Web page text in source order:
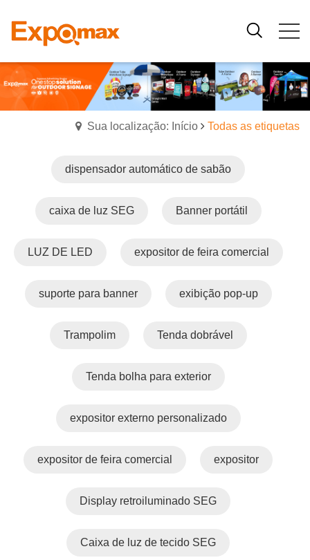
Sua localização: Início Todas as etiquetas
dispensador automático de sabão
caixa de luz SEG Banner portátil
LUZ DE LED expositor de feira comercial
suporte para banner exibição pop-up
Trampolim Tenda dobrável
Tenda bolha para exterior
expositor externo personalizado
expositor de feira comercial expositor
Display retroiluminado SEG
Caixa de luz de tecido SEG